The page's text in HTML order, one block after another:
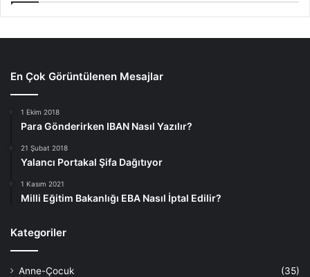
En Çok Görüntülenen Mesajlar
1 Ekim 2018
Para Gönderirken IBAN Nasıl Yazılır?
21 Şubat 2018
Yalancı Portakal Şifa Dağıtıyor
1 Kasım 2021
Milli Eğitim Bakanlığı EBA Nasıl İptal Edilir?
Kategoriler
Anne-Çocuk
(35)